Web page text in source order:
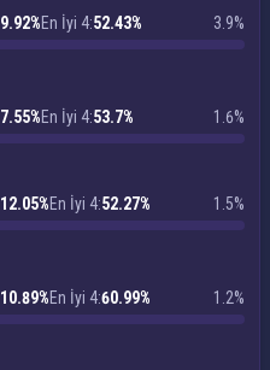
9.92%En İyi 4:52.43% 3.9%
7.55%En İyi 4:53.7% 1.6%
12.05%En İyi 4:52.27% 1.5%
10.89%En İyi 4:60.99% 1.2%